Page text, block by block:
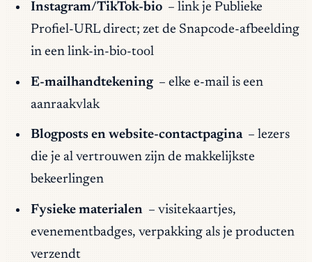
Instagram/TikTok-bio – link je Publieke
Profiel-URL direct; zet de Snapcode-afbeelding
in een link-in-bio-tool
E-mailhandtekening – elke e-mail is een
aanraakvlak
Blogposts en website-contactpagina – lezers
die je al vertrouwen zijn de makkelijkste
bekeerlingen
Fysieke materialen – visitekaartjes,
evenementbadges, verpakking als je producten
verzendt